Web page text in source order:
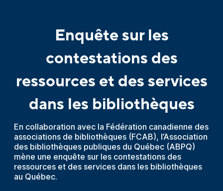
Enquête sur les
contestations des
ressources et des services
dans les bibliothèques
En collaboration avec la Fédération canadienne des
associations de bibliothèques (FCAB), l’Association
des bibliothèques publiques du Québec (ABPQ)
mène une enquête sur les contestations des
ressources et des services dans les bibliothèques
au Québec.